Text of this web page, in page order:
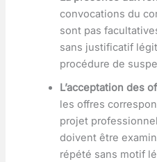
convocations du
sont pas
sans justificatif
procédure de
L’acceptation des
les offres
projet
doivent être
répété sans motif